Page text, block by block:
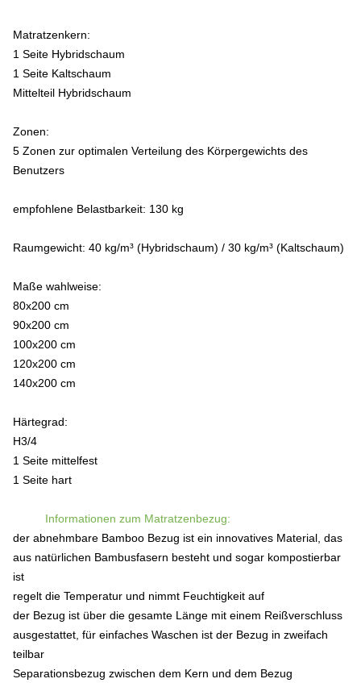
Matratzenkern:
1 Seite Hybridschaum
1 Seite Kaltschaum
Mittelteil Hybridschaum
Zonen:
5 Zonen zur optimalen Verteilung des Körpergewichts des
Benutzers
empfohlene Belastbarkeit: 130 kg
Raumgewicht: 40 kg/m³ (Hybridschaum) / 30 kg/m³ (Kaltschaum)
Maße wahlweise:
80x200 cm
90x200 cm
100x200 cm
120x200 cm
140x200 cm
Härtegrad:
H3/4
1 Seite mittelfest
1 Seite hart
Informationen zum Matratzenbezug:
der abnehmbare Bamboo Bezug ist ein innovatives Material, das
aus natürlichen Bambusfasern besteht und sogar kompostierbar
ist
regelt die Temperatur und nimmt Feuchtigkeit auf
der Bezug ist über die gesamte Länge mit einem Reißverschluss
ausgestattet, für einfaches Waschen ist der Bezug in zweifach
teilbar
Separationsbezug zwischen dem Kern und dem Bezug